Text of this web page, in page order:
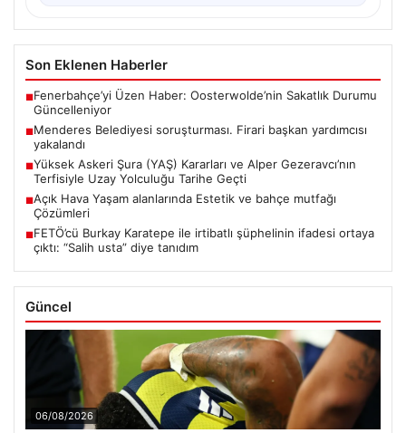
Son Eklenen Haberler
■Fenerbahçe’yi Üzen Haber: Oosterwolde’nin Sakatlık Durumu
Güncelleniyor
■Menderes Belediyesi soruşturması. Firari başkan yardımcısı
yakalandı
■Yüksek Askeri Şura (YAŞ) Kararları ve Alper Gezeravcı’nın
Terfisiyle Uzay Yolculuğu Tarihe Geçti
■Açık Hava Yaşam alanlarında Estetik ve bahçe mutfağı
Çözümleri
■FETÖ’cü Burkay Karatepe ile irtibatlı şüphelinin ifadesi ortaya
çıktı: “Salih usta” diye tanıdım
Güncel
06/08/2026